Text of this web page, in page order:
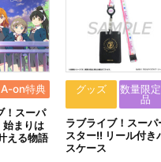
A-on特典
！スーパ
始まりは
える物語
グッズ
数量限
品
ラブライブ！スーパ
スター!! リール付き
スケース